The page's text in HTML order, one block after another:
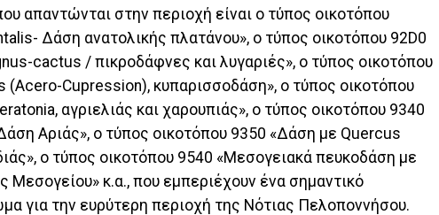
απαντώνται στην περιοχή είναι ο τύπος οικοτόπου
Δάση ανατολικής πλατάνου», ο τύπος οικοτόπου 92D0
cactus / πικροδάφνες και λυγαριές», ο τύπος οικοτόπου
Cupression), κυπαρισσοδάση», ο τύπος οικοτόπου
αγριελιάς και χαρουπιάς», ο τύπος οικοτόπου 9340
Αριάς», ο τύπος οικοτόπου 9350 «Δάση με Quercus
ο τύπος οικοτόπου 9540 «Μεσογειακά πευκοδάση με
Μεσογείου» κ.α., που εμπεριέχουν ένα σημαντικό
για την ευρύτερη περιοχή της Νότιας Πελοποννήσου.